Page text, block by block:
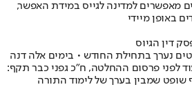
מאפשרים למדינה לגייס במידת האפשר,
באופן מיידי
דין הגיוס
נערך בתחילת החודש • בימים אלה דנה
לפני פרסום ההחלטה, ח"כ גפני כבר תקף:
שופט שמבין בערך של לימוד התורה